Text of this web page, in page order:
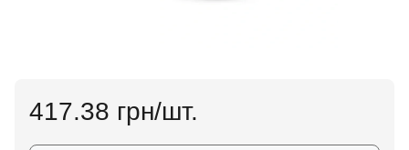
417.38 грн/шт.